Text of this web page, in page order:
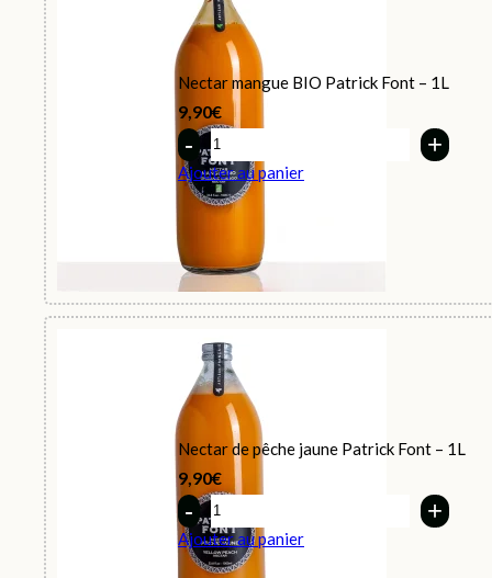
Nectar mangue BIO Patrick Font – 1L
9,90€
Quantity
Ajouter au panier
Nectar de pêche jaune Patrick Font – 1L
9,90€
Quantity
Ajouter au panier